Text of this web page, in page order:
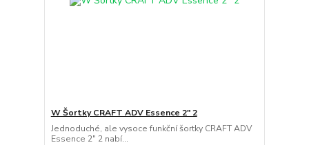
W Šortky CRAFT ADV Essence 2" 2
Jednoduché, ale vysoce funkční šortky CRAFT ADV
Essence 2" 2 nabí...